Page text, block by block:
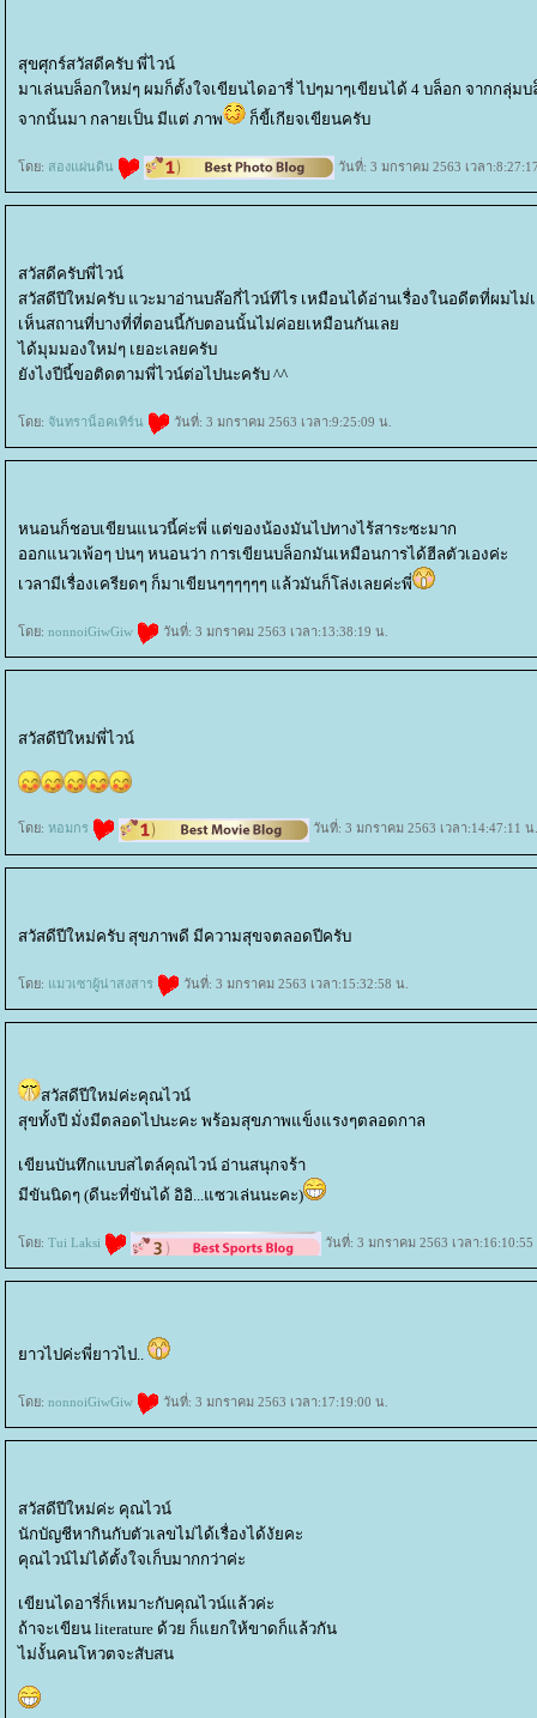
สุขศุกร์สวัสดีครับ พี่ไวน์
มาเล่นบล็อกใหม่ๆ ผมก็ตั้งใจเขียนไดอารี่ ไปๆมาๆเขียนได้ 4 บล็อก จากกลุ่มบ
จากนั้นมา กลายเป็น มีแต่ ภาพ
ก็ขี้เกียจเขียนครับ
ดย: สองแผ่นดิน วันที่: 3 มกราคม 2563 เวลา
สวัสดีครับพี่ไวน์
สวัสดีปีใหม่ครับ แวะมาอ่านบล๊อกี่ไวน์ทีไร เหมือนได้อ่านเรื่องในอดีตที่ผมไม่
เห็นสถานที่บางที่ที่ตอนนี้กับตอนนั้นไม่ค่อยเหมือนกันเล
ได้มุมมองใหม่ๆ เยอะเลยครับ
ังไงปีนี้ขอติดตามพี่ไวน์ต่อไปนะครับ ^^
ดย: จันทราน็อคเทิร์น วันที่: 3 มกราคม 2563 เวลา:9:25:09 น.
หนอนก็ชอบเขียนแนวนี้ค่ะพี่ แต่ของน้องมันไปทางไร้สาระซะมาก
ออกแนวเพ้อๆ บ่นๆ หนอนว่า การเขียนบล็อกมันเหมือนการได้ฮีลตัวเองค่ะ
เวลามีเรื่องเครียดๆ ก็มาเขียนๆๆๆๆๆๆ แล้วมันก็โล่งเลยค่ะพี่
ดย: nonnoiGiwGiw วันที่: 3 มกราคม 2563 เวลา:13:38:19 น.
สวัสดีปีใหม่พี่ไวน์
ดย: หอมกร วันที่: 3 มกราคม 2563 เวลา:14:47:11 น.
สวัสดีปีใหม่ครับ สุขภาพดี มีความสุขจตลอดปีครับ
ดย: มวเซาผู้น่าสงสาร วันที่: 3 มกราคม 2563 เวลา:15:32:58 น.
สวัสดีปีใหม่ค่ะคุณไวน์
สุขทั้งปี มั่งมีตลอดไปนะคะ พร้อมสุขภาพแข็งแรงๆตลอดกาล
เขียนบันทึกแบบสไตล์คุณไวน์ อ่านสนุกจร้า
มีขันนิดๆ (ดีนะที่ขันได้ อิอิ...แซวเล่นนะคะ)
ดย: Tui Laksi วันที่: 3 มกราคม 2563 เวลา
าวไปค่ะพี่ยาวไป..
ดย: nonnoiGiwGiw วันที่: 3 มกราคม 2563 เวลา:17:19:00 น.
สวัสดีปีใหม่ค่ะ คุณไวน์
นักบัญชีหากินกับตัวเลขไม่ได้เรื่องได้งัยคะ
คุณไวน์ไม่ได้ตั้งใจเก็บมากกว่าค่ะ
เขียนไดอารี่ก็เหมาะกับคุณไวน์แล้วค่ะ
ถ้าจะเขียน literature ด้วย ก็แยกให้ขาดก็แล้วกัน
ไม่งั้นคนโหวตจะสับสน